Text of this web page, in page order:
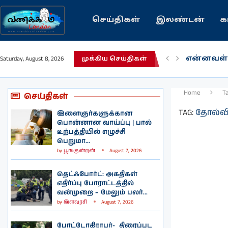
செய்திகள் இலண்டன்
Saturday, August 8, 2026 முக்கிய செய்திகள்
என்னவள்!
செய்திகள்
இளைஞர்களுக்கான
பொன்னான வாய்ப்பு | பால்
உற்பத்தியில் எழுச்சி
பெறுமா...
by பூங்குன்றன் August 7, 2026
தெட்ஃபோர்ட்: அகதிகள்
எதிர்ப்பு போராட்டத்தில்
வன்முறை – மேலும் பலர்...
by இளவரசி August 7, 2026
போட்டோகிராபர்- ‌ திரைப்பட
Home
TAG: